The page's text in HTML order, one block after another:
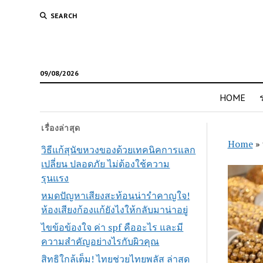
SEARCH
09/08/2026
HOME
เรื่องล่าสุด
วิธีแก้สุนัขหวงของด้วยเทคนิคการแลก
เปลี่ยน ปลอดภัย ไม่ต้องใช้ความ
รุนแรง
หมดปัญหาเสียงสะท้อนน่ารำคาญใจ!
ห้องเสียงก้องแก้ยังไงให้กลับมาน่าอยู่
ไขข้อข้องใจ ค่า spf คืออะไร และมี
ความสำคัญอย่างไรกับผิวคุณ
สิทธิใกล้เต็ม! ไทยช่วยไทยพลัส ล่าสุด
Home»